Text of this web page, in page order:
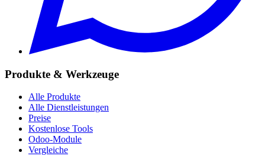
Produkte & Werkzeuge
Alle Produkte
Alle Dienstleistungen
Preise
Kostenlose Tools
Odoo-Module
Vergleiche